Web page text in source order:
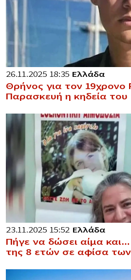
26.11.2025 18:35 Ελλάδα
Θρήνος για τον 19χρονο
Παρασκευή η κηδεία του
23.11.2025 15:52 Ελλάδα
Πήγε να δώσει αίμα και…
της 8 ετών σε αφίσα